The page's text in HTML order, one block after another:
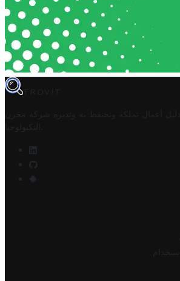
TROVIT
أعمال تملكه وتحتفظ به وتديره
شركة مخزن
التكنولوجيا